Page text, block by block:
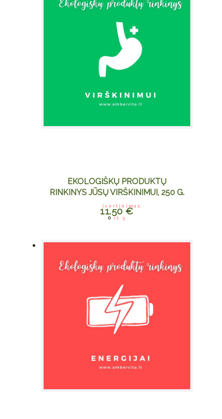
EKOLOGIŠKŲ PRODUKTŲ
RINKINYS JŪSŲ VIRŠKINIMUI, 250 G.
Įvertinimas:
0 iš 5
11.50€